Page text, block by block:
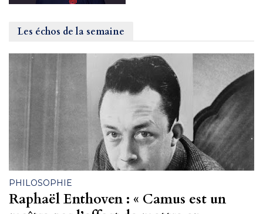
Les échos de la semaine
PHILOSOPHIE
Raphaël Enthoven : « Camus est un